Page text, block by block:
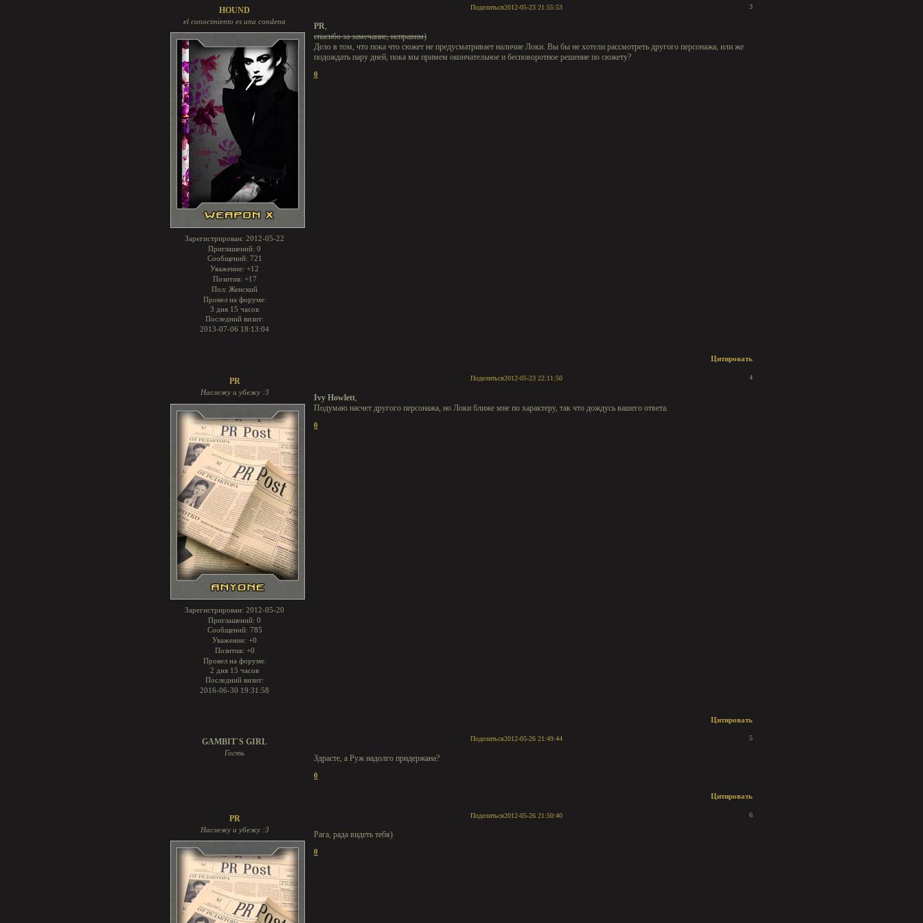
Поделиться 3
2012-05-23 21:55:53
HOUND
el conocimiento es una condena
Зарегистрирован: 2012-05-22
Приглашений: 0
Сообщений: 721
Уважение: +12
Позитив: +17
Пол: Женский
Провел на форуме:
3 дня 15 часов
Последний визит:
2013-07-06 18:13:04
PR,
спасибо за замечание, исправим)
Дело в том, что пока что сюжет не предусматривает наличие Локи. Вы бы не хотели рассмотреть другого персонажа, или же
подождать пару дней, пока мы примем окончательное и бесповоротное решение по сюжету?
0
Цитировать
Поделиться 4
2012-05-23 22:11:50
PR
Наслежу и убежу :3
Зарегистрирован: 2012-05-20
Приглашений: 0
Сообщений: 785
Уважение: +0
Позитив: +0
Провел на форуме:
2 дня 15 часов
Последний визит:
2016-06-30 19:31:58
Ivy Howlett
Подумаю насчет другого персонажа, но Локи ближе мне по характеру, так что дождусь вашего ответа.
0
Цитировать
Поделиться 5
2012-05-26 21:49:44
GAMBIT`S GIRL
Гость
Здрасте, а Руж надолго придержана?
0
Цитировать
Поделиться 6
2012-05-26 21:50:40
PR
Наслежу и убежу :3
Рага, рада видеть тебя)
0